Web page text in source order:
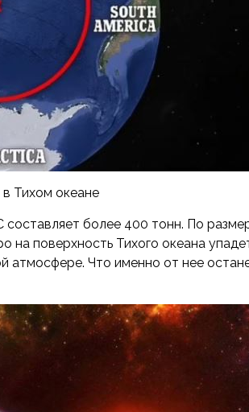
Тихом океане
более 400 тонн. По
на поверхность Тихого океана
атмосфере. Что именно от нее